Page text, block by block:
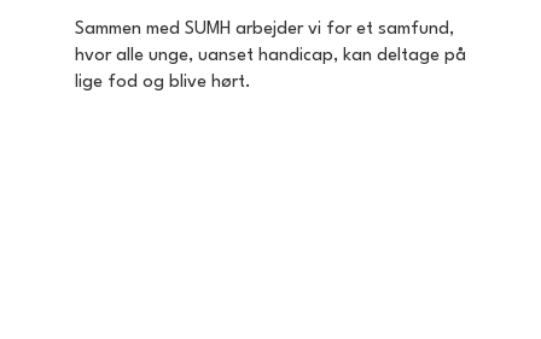
Sammen med SUMH arbejder vi for et samfund,
hvor alle unge, uanset handicap, kan deltage på
lige fod og blive hørt.